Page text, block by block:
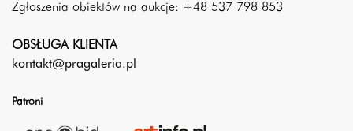
Zgłoszenia obiektów na aukcje: +48 537 798 853
OBSŁUGA KLIENTA
kontakt@pragaleria.pl
Patroni